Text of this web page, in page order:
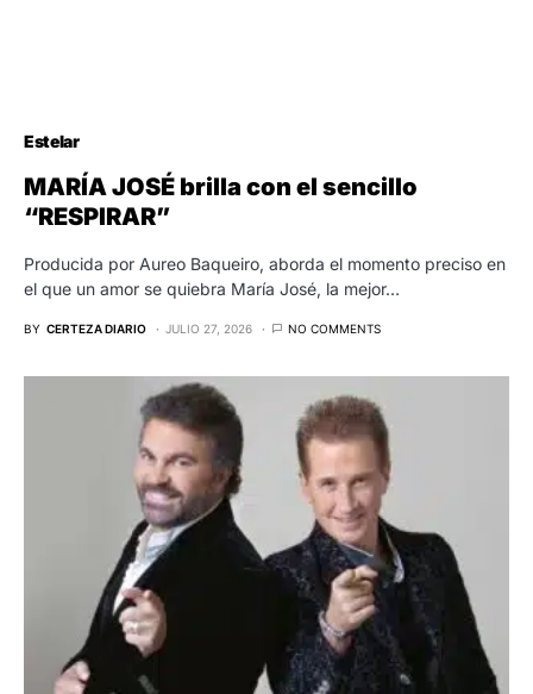
Estelar
MARÍA JOSÉ brilla con el sencillo
“RESPIRAR”
Producida por Aureo Baqueiro, aborda el momento preciso en
el que un amor se quiebra María José, la mejor…
BY CERTEZA DIARIO JULIO 27, 2026 NO COMMENTS